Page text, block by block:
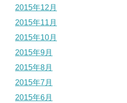
2015年12月
2015年11月
2015年10月
2015年9月
2015年8月
2015年7月
2015年6月